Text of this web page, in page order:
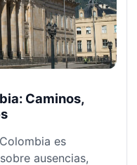
Caminos,
es
ausencias,